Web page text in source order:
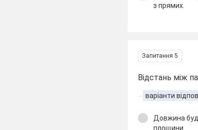
з прямих.
Запитання 5
Відстань між
варіанти
Довжина
площини.